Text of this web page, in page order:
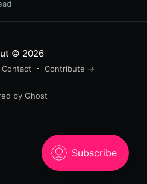
© 2026
Contact Contribute →
by Ghost